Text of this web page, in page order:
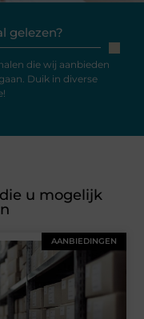
gelezen?
die wij aanbieden
Duik in diverse
die u mogelijk
AANBIEDINGEN